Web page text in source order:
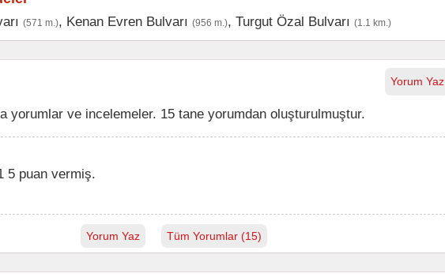
(571 m.), Kenan Evren Bulvarı (956 m.), Turgut Özal Bulvarı (1.1 km.)
Yorum Yaz
yorumlar ve incelemeler. 15 tane yorumdan oluşturulmuştur.
5 puan vermiş.
Yorum Yaz Tüm Yorumlar (15)